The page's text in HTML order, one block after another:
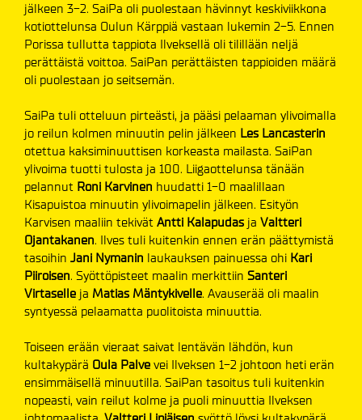
jälkeen 3-2. SaiPa oli puolestaan hävinnyt keskiviikkona
kotiottelunsa Oulun Kärppiä vastaan lukemin 2-5. Ennen
Porissa tullutta tappiota Ilveksellä oli tilillään neljä
perättäistä voittoa. SaiPan perättäisten tappioiden määrä
oli puolestaan jo seitsemän.
SaiPa tuli otteluun pirteästi, ja pääsi pelaaman ylivoimalla
jo reilun kolmen minuutin pelin jälkeen Les Lancasterin
otettua kaksiminuuttisen korkeasta mailasta. SaiPan
ylivoima tuotti tulosta ja 100. Liigaottelunsa tänään
pelannut Roni Karvinen huudatti 1-0 maalillaan
Kisapuistoa minuutin ylivoimapelin jälkeen. Esityön
Karvisen maaliin tekivät Antti Kalapudas ja Valtteri
Ojantakanen. Ilves tuli kuitenkin ennen erän päättymistä
tasoihin Jani Nymanin laukauksen painuessa ohi Kari
Piiroisen. Syöttöpisteet maalin merkittiin Santeri
Virtaselle ja Matias Mäntykivelle. Avauserää oli maalin
syntyessä pelaamatta puolitoista minuuttia.
Toiseen erään vieraat saivat lentävän lähdön, kun
kultakypärä Oula Palve vei Ilveksen 1-2 johtoon heti erän
ensimmäisellä minuutilla. SaiPan tasoitus tuli kuitenkin
nopeasti, vain reilut kolme ja puoli minuuttia Ilveksen